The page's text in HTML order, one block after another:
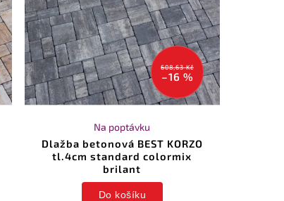
608,63 Kč
–16 %
Dlažba betonová BEST KORZO
tl.4cm standard colormix
brilant
Na poptávku
Do košíku